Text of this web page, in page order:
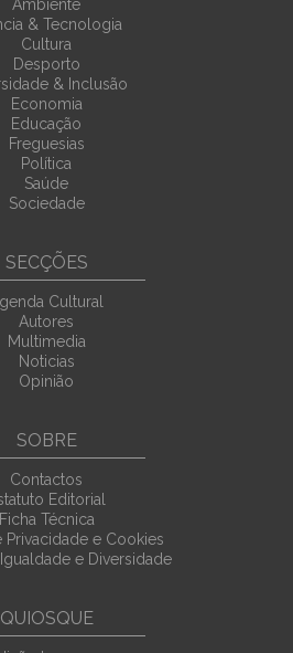
Ambiente
& Tecnologia
Cultura
Desporto
& Inclusão
Economia
Educação
Freguesias
Política
Saúde
Sociedade
SECÇÕES
Cultural
Autores
Multimedia
Noticias
Opinião
SOBRE
Contactos
Editorial
Ficha Técnica
Privacidade e Cookies
e Diversidade
QUIOSQUE